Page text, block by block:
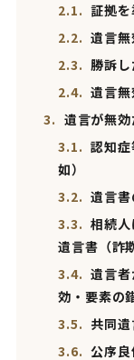
2.1. 証拠
2.2. 遺言
2.3. 勝訴
2.4. 遺言
3. 遺言が無
3.1. 認知
如）
3.2. 遺言書
3.3. 相続
遺言書（詐
3.4. 遺言
効・要素の
3.5. 共同遺
3.6. 公序